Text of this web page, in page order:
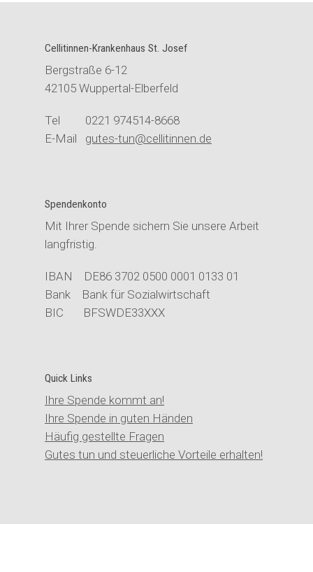
Cellitinnen-Krankenhaus St. Josef
Bergstraße 6-12
42105 Wuppertal-Elberfeld
Tel 0221 974514-8668
E-Mail gutes-tun@cellitinnen.de
Spendenkonto
Mit Ihrer Spende sichern Sie unsere Arbeit
langfristig.
IBAN DE86 3702 0500 0001 0133 01
Bank Bank für Sozialwirtschaft
BIC BFSWDE33XXX
Quick Links
Ihre Spende kommt an!
Ihre Spende in guten Händen
Häufig gestellte Fragen
Gutes tun und steuerliche Vorteile erhalten!